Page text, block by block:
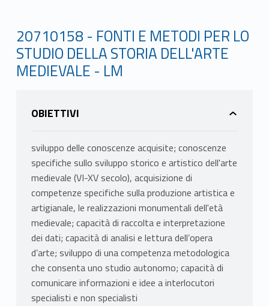
20710158 - FONTI E METODI PER LO
STUDIO DELLA STORIA DELL'ARTE
MEDIEVALE - LM
OBIETTIVI
sviluppo delle conoscenze acquisite; conoscenze
specifiche sullo sviluppo storico e artistico dell'arte
medievale (VI-XV secolo), acquisizione di
competenze specifiche sulla produzione artistica e
artigianale, le realizzazioni monumentali dell'età
medievale; capacità di raccolta e interpretazione
dei dati; capacità di analisi e lettura dell’opera
d’arte; sviluppo di una competenza metodologica
che consenta uno studio autonomo; capacità di
comunicare informazioni e idee a interlocutori
specialisti e non specialisti